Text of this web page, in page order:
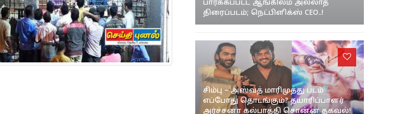
சிம்பு – அஸ்வத் மாரிமுத்து படம்
எப்போது தொடங்கும்? தயாரிப்பாளர்
அர்ச்சனா கல்பாத்தி சொன்ன தகவல்!